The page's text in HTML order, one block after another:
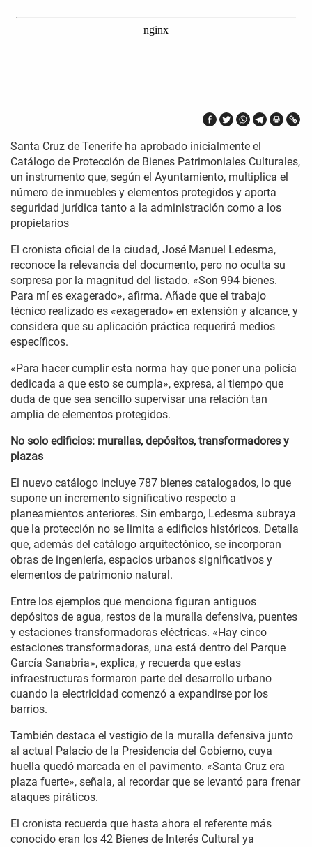
Santa Cruz de Tenerife ha aprobado inicialmente el
Catálogo de Protección de Bienes Patrimoniales Culturales,
un instrumento que, según el Ayuntamiento, multiplica el
número de inmuebles y elementos protegidos y aporta
seguridad jurídica tanto a la administración como a los
propietarios
El cronista oficial de la ciudad, José Manuel Ledesma,
reconoce la relevancia del documento, pero no oculta su
sorpresa por la magnitud del listado. «Son 994 bienes.
Para mí es exagerado», afirma. Añade que el trabajo
técnico realizado es «exagerado» en extensión y alcance, y
considera que su aplicación práctica requerirá medios
específicos.
«Para hacer cumplir esta norma hay que poner una policía
dedicada a que esto se cumpla», expresa, al tiempo que
duda de que sea sencillo supervisar una relación tan
amplia de elementos protegidos.
No solo edificios: murallas, depósitos, transformadores y
plazas
El nuevo catálogo incluye 787 bienes catalogados, lo que
supone un incremento significativo respecto a
planeamientos anteriores. Sin embargo, Ledesma subraya
que la protección no se limita a edificios históricos. Detalla
que, además del catálogo arquitectónico, se incorporan
obras de ingeniería, espacios urbanos significativos y
elementos de patrimonio natural.
Entre los ejemplos que menciona figuran antiguos
depósitos de agua, restos de la muralla defensiva, puentes
y estaciones transformadoras eléctricas. «Hay cinco
estaciones transformadoras, una está dentro del Parque
García Sanabria», explica, y recuerda que estas
infraestructuras formaron parte del desarrollo urbano
cuando la electricidad comenzó a expandirse por los
barrios.
También destaca el vestigio de la muralla defensiva junto
al actual Palacio de la Presidencia del Gobierno, cuya
huella quedó marcada en el pavimento. «Santa Cruz era
plaza fuerte», señala, al recordar que se levantó para frenar
ataques piráticos.
El cronista recuerda que hasta ahora el referente más
conocido eran los 42 Bienes de Interés Cultural ya